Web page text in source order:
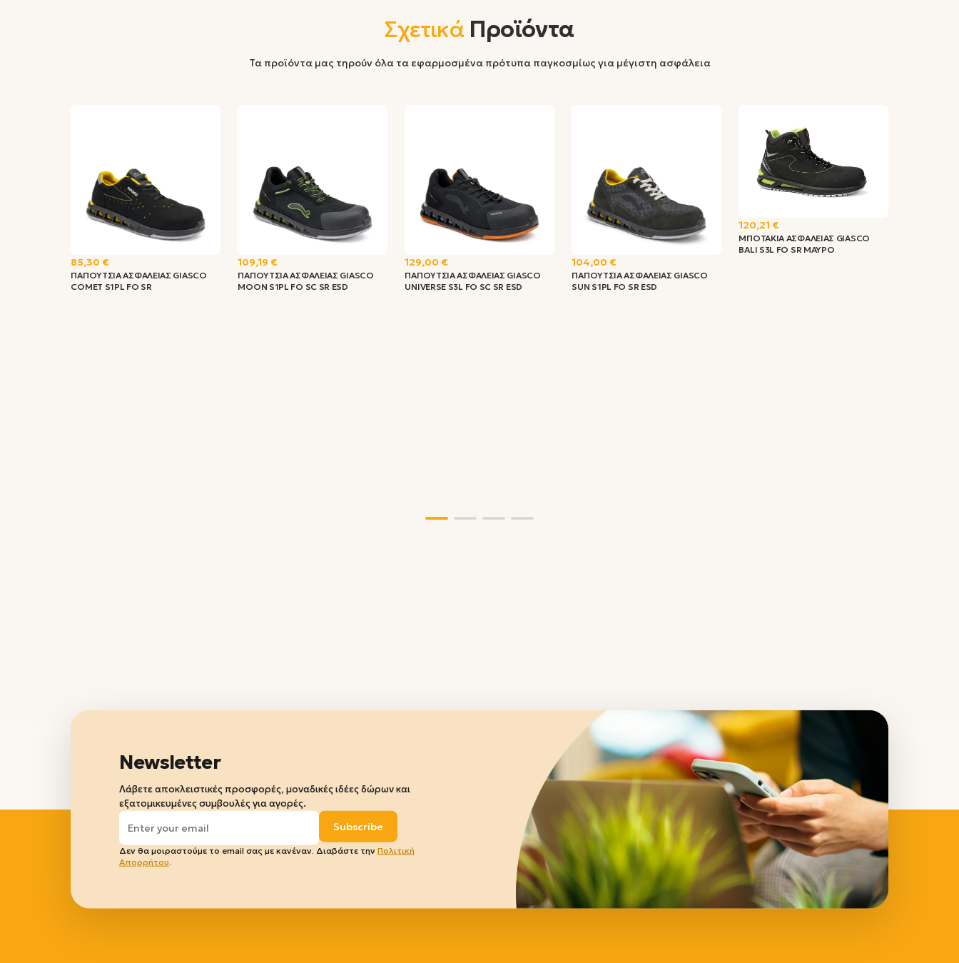
Σχετικά Προϊόντα
Τα προϊόντα μας τηρούν όλα τα εφαρμοσμένα πρότυπα παγκοσμίως για μέγιστη ασφάλεια
85,30 €
ΠΑΠΟΥΤΣΙΑ ΑΣΦΑΛΕΙΑΣ GIASCO
COMET S1PL FO SR
109,19 €
ΠΑΠΟΥΤΣΙΑ ΑΣΦΑΛΕΙΑΣ GIASCO
MOON S1PL FO SC SR ESD
129,00 €
ΠΑΠΟΥΤΣΙΑ ΑΣΦΑΛΕΙΑΣ GIASCO
UNIVERSE S3L FO SC SR ESD
104,00 €
ΠΑΠΟΥΤΣΙΑ ΑΣΦΑΛΕΙΑΣ GIASCO
SUN S1PL FO SR ESD
120,21 €
ΜΠΟΤΑΚΙΑ ΑΣΦΑΛΕΙΑΣ GIASCO
BALI S3L FO SR ΜΑΥΡΟ
Newsletter
Λάβετε αποκλειστικές προσφορές, μοναδικές ιδέες δώρων και
εξατομικευμένες συμβουλές για αγορές.
Subscribe
Δεν θα μοιραστούμε το email σας με κανέναν. Διαβάστε την Πολιτική
Απορρήτου